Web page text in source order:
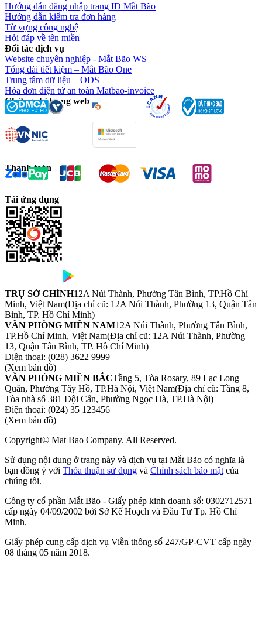
Hướng dẫn đăng nhập trang ID Mắt Bão
Hướng dẫn kiểm tra đơn hàng
Từ vựng công nghệ
Hỏi đáp về tên miền
Đối tác dịch vụ
Website chuyên nghiệp - Mắt Bão WS
Tổng đài tiết kiệm – Mắt Bão One
Trung tâm dữ liệu – ODS
Hóa đơn điện tử an toàn Matbao-invoice
Chứng chỉ trang web
Thanh toán
Tải ứng dụng
TRỤ SỞ CHÍNH12A Núi Thành, Phường Tân Bình, TP.Hồ Chí
Minh, Việt Nam(Địa chỉ cũ: 12A Núi Thành, Phường 13, Quận Tân
Bình, TP. Hồ Chí Minh)
VĂN PHÒNG MIỀN NAM12A Núi Thành, Phường Tân Bình,
TP.Hồ Chí Minh, Việt Nam(Địa chỉ cũ: 12A Núi Thành, Phường
13, Quận Tân Bình, TP. Hồ Chí Minh)
Điện thoại: (028) 3622 9999
(Xem bản đồ)
VĂN PHÒNG MIỀN BẮCTầng 5, Tòa Rosary, 89 Lạc Long
Quân, Phường Tây Hồ, TP.Hà Nội, Việt Nam(Địa chỉ cũ: Tầng 8,
Tòa nhà số 381 Đội Cấn, Phường Ngọc Hà, TP.Hà Nội)
Điện thoại: (024) 35 123456
(Xem bản đồ)
Copyright© Mat Bao Company. All Reserved.
Sử dụng nội dung ở trang này và dịch vụ tại Mắt Bão có nghĩa là
bạn đồng ý với Thỏa thuận sử dụng và Chính sách bảo mật của
chúng tôi.
Công ty cổ phần Mắt Bão - Giấy phép kinh doanh số: 0302712571
cấp ngày 04/09/2002 bởi Sở Kế Hoạch và Đầu Tư Tp. Hồ Chí
Minh.
Giấy phép cung cấp dịch vụ Viễn thông số 247/GP-CVT cấp ngày
08 tháng 05 năm 2018.